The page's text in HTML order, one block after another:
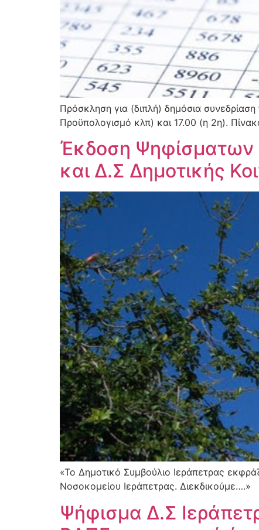
Πρόσκληση για (διπλή) δημόσια
Προϋπολογισμό κλπ) και 17.00 (η 2η).
Έκδοση Ψηφίσματων
και Δ.Σ Δημοτικής
«Το Δημοτικό Συμβούλιο Ιεράπετρας
Νοσοκομείου Ιεράπετρας. Διεκδικούμε….»
Ψήφισμα Δ.Σ